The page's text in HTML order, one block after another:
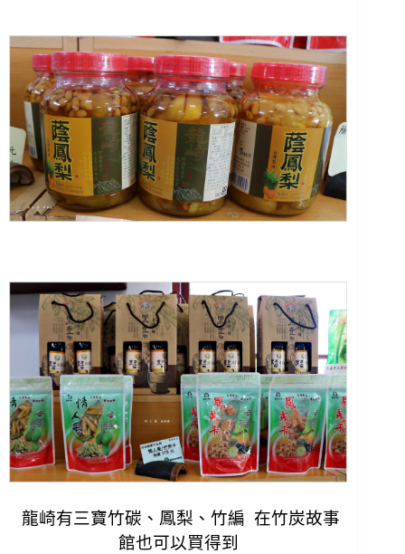
龍崎有三寶竹碳、鳳梨、竹編 在竹炭故事
館也可以買得到